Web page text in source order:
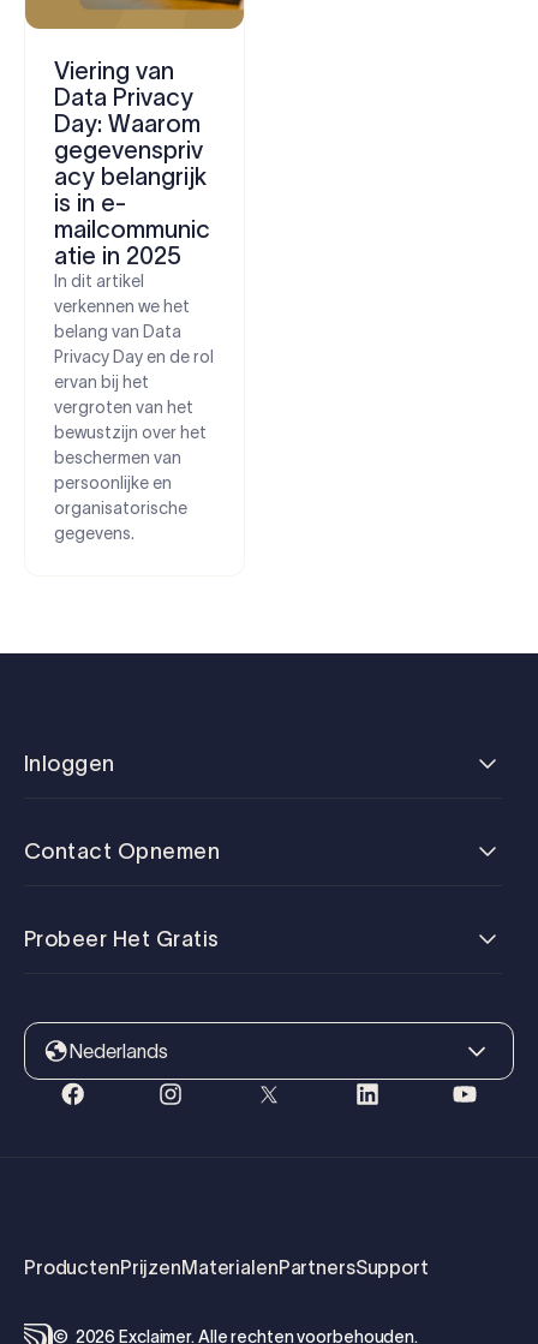
Viering van
Data Privacy
Day: Waarom
gegevenspriv
acy belangrijk
is in e-
mailcommunic
atie in 2025
In dit artikel
verkennen we het
belang van Data
Privacy Day en de rol
ervan bij het
vergroten van het
bewustzijn over het
beschermen van
persoonlijke en
organisatorische
gegevens.
Inloggen
Contact Opnemen
Probeer Het Gratis
Nederlands
© 2026 Exclaimer.Alle rechten voorbehouden.
ProductenPrijzenMaterialenPartnersSupport